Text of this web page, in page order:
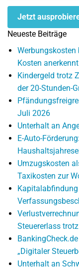
Jetzt
Neueste Beiträge
Kosten anerkennt
Kindergeld trotz
der 20-Stunden-
Juli 2026
Unterhalt an
E-Auto-
Umzugskosten
Taxikosten zur
Steuererlass
„Digitaler
Unterhalt an